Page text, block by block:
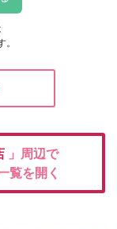
」周辺で
覧を開く